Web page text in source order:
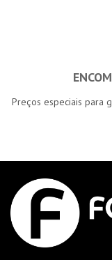
Preços especiais para